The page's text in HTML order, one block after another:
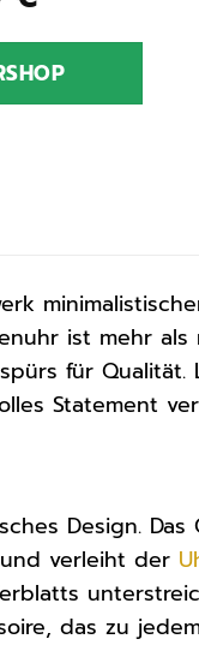
€
ist:
59,97 €.
ist mehr
für Qualität.
Statement
Design.
verleiht der
das zu